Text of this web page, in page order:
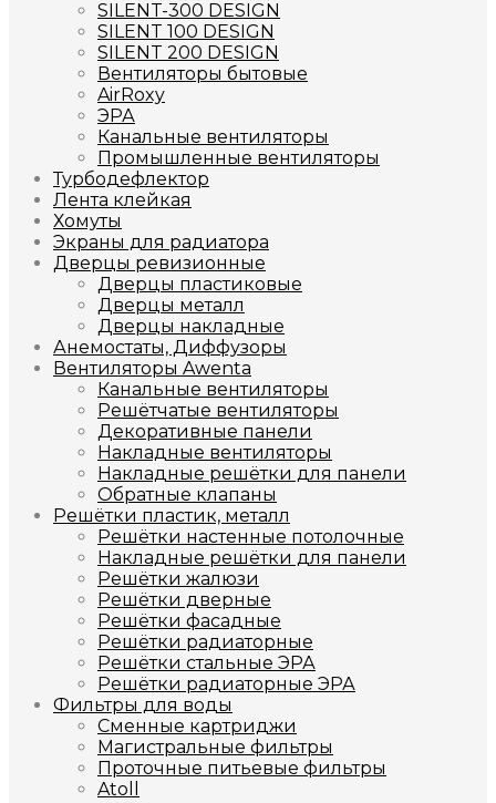
SILENT-300 DESIGN
SILENT 100 DESIGN
SILENT 200 DESIGN
Вентиляторы бытовые
AirRoxy
ЭРА
Канальные вентиляторы
Промышленные вентиляторы
Турбодефлектор
Лента клейкая
Хомуты
Экраны для радиатора
Дверцы ревизионные
Дверцы пластиковые
Дверцы металл
Дверцы накладные
Анемостаты, Диффузоры
Вентиляторы Awenta
Канальные вентиляторы
Решётчатые вентиляторы
Декоративные панели
Накладные вентиляторы
Накладные решётки для панели
Обратные клапаны
Решётки пластик, металл
Решётки настенные потолочные
Накладные решётки для панели
Решётки жалюзи
Решётки дверные
Решётки фасадные
Решётки радиаторные
Решётки стальные ЭРА
Решётки радиаторные ЭРА
Фильтры для воды
Сменные картриджи
Магистральные фильтры
Проточные питьевые фильтры
Atoll